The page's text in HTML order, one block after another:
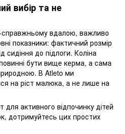
вибір та не
вдалою, важливо
показники: фактичний розмір
сидіння до підлоги. Коліна
бути вище керма, а сама
В Atleto ми
на ріст малюка, а не лише на
активного відпочинку дітей
дотримуйтесь цих простих